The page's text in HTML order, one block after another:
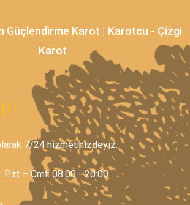
Güçlendirme Karot | Karotcu - Çizgi
Karot
7/24 hizmetinizdeyiz.
: Pzt – Cmt: 08:00 - 20:00